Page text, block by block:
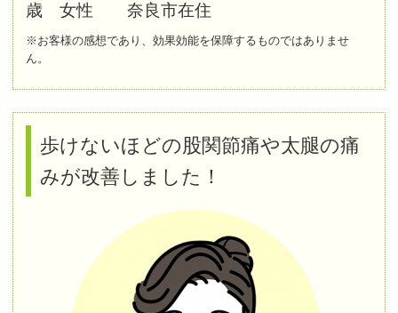
歳 女性 奈良市在住
※お客様の感想であり、効果効能を保障するものではありませ
ん。
歩けないほどの股関節痛や太腿の痛
みが改善しました！